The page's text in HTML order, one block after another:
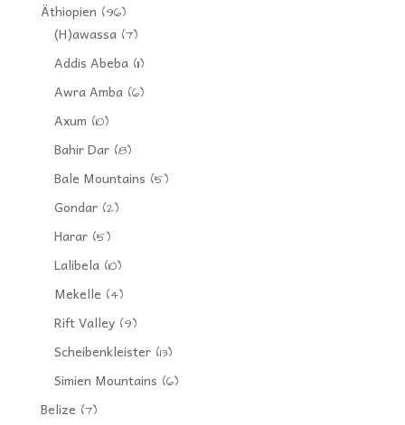
Äthiopien (96)
(H)awassa(7)
Addis Abeba(11)
Awra Amba(6)
Axum (10)
Bahir Dar(8)
Bale Mountains (5)
Gondar(2)
Harar(5)
Lalibela(10)
Mekelle (4)
Rift Valley(9)
Scheibenkleister(13)
Simien Mountains (6)
Belize (7)